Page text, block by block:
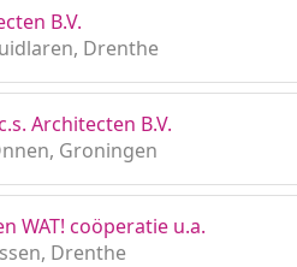
B.V.
Drenthe
Architecten B.V.
Groningen
WAT! coöperatie u.a.
Drenthe